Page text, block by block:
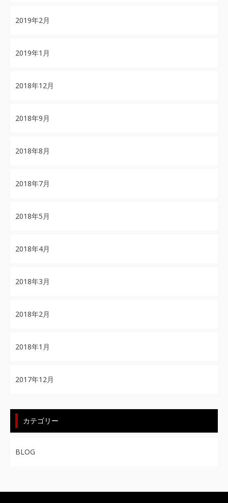
2019年2月
2019年1月
2018年12月
2018年9月
2018年8月
2018年7月
2018年5月
2018年4月
2018年3月
2018年2月
2018年1月
2017年12月
カテゴリー
BLOG